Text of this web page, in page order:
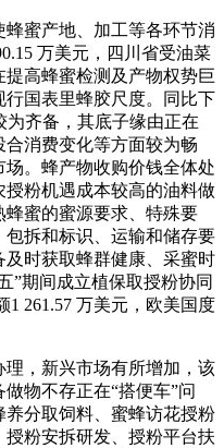
蜜产地、加工等各环节消
万美元，四川省受油菜
高蜂蜜检测及产物权势巨
国表里蜂胶尺度。同比下
为齐备，其底子缘由正在
消费变化等方面较为畅
。蜂产物收购价钱全体处
粉机遇成本较高的油料做
蜜的蜜源要求、特殊要
拆和标识、运输和储存要
时获取蜂群健康、采蜜时
”期间成立植保取授粉协同
1 261.57 万美元，欧美国度
，新兴市场有所增加，该
物不存正在“搭便车”问
分取饲料、蜜蜂访花授粉
粉安拆研发、授粉平台扶